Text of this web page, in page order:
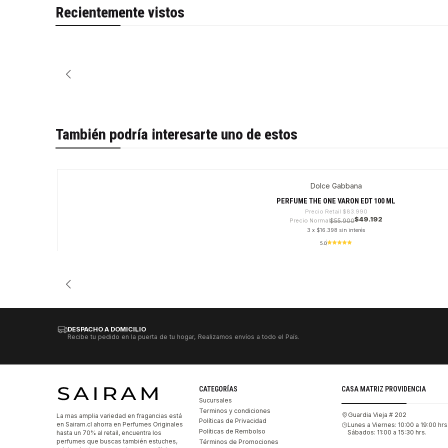
Recientemente vistos
También podría interesarte uno de estos
Dolce Gabbana
PERFUME THE ONE VARON EDT 100 ML
Precio Retail $83.990
Precio Normal$55.900$49.192
3 x $16.398 sin interés
5.0
DESPACHO A DOMICILIO
Recibe tu pedido en la puerta de tu hogar, Realizamos envíos a todo el País.
La mas amplia variedad en fragancias está
en Sairam.cl ahorra en Perfumes Originales
hasta un 70% al retail, encuentra los
perfumes que buscas también estuches,
CATEGORÍAS
Sucursales
Terminos y condiciones
Políticas de Privacidad
Políticas de Rembolso
Términos de Promociones
CASA MATRIZ PROVIDENCIA
Guardia Vieja # 202
Lunes a Viernes: 10:00 a 19:00
Sábados: 11:00 a 15:30 hrs.